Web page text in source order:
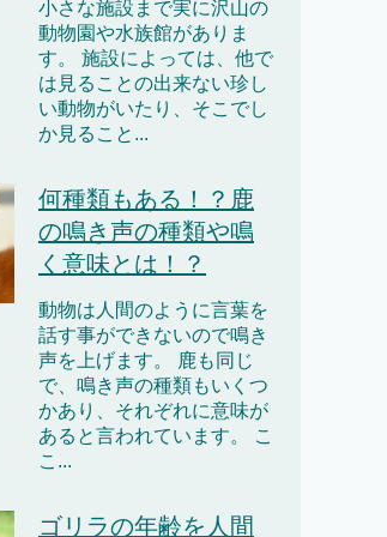
小さな施設まで実に沢山の
動物園や水族館がありま
す。 施設によっては、他で
は見ることの出来ない珍し
い動物がいたり、そこでし
か見ること...
何種類もある！？鹿
の鳴き声の種類や鳴
く意味とは！？
動物は人間のように言葉を
話す事ができないので鳴き
声を上げます。 鹿も同じ
で、鳴き声の種類もいくつ
かあり、それぞれに意味が
あると言われています。 こ
こ...
ゴリラの年齢を人間